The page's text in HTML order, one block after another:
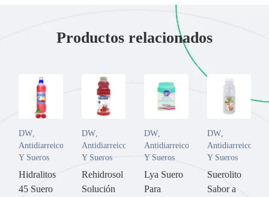
Productos relacionados
DW
Antidiarreicos
Y Sueros
Hidralitos
45 Suero
DW,
Antidiarreicos
Y Sueros
Rehidrosol
Solución
DW
Antidiarreicos
Y Sueros
Lya Suero
Para
DW,
Antidiarreicos
Y Sueros
Suerolito
Sabor a